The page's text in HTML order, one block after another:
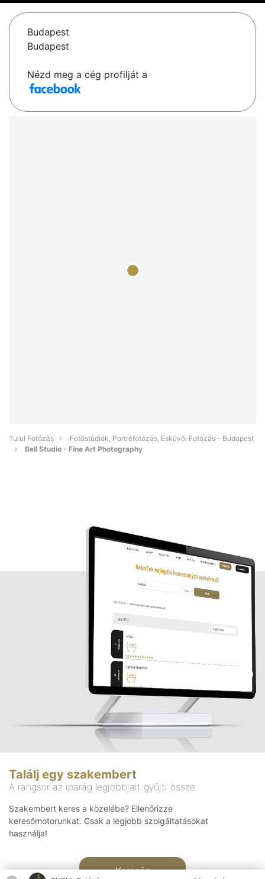
Budapest
Budapest
Nézd meg a cég profilját a
Turul Fotózás
Fotóstúdiók, Portréfotózás, Esküvői Fotózás - Budapest
Bell Studio - Fine Art Photography
Találj egy szakembert
A rangsor az iparág legjobbjait gyűjti össze
Szakembert keres a közelébe? Ellenőrizze
keresőmotorunkat. Csak a legjobb szolgáltatásokat
használja!
Keresés